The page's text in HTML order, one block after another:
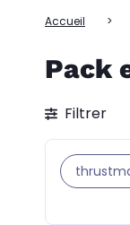
Accueil
Pack
Filtrer